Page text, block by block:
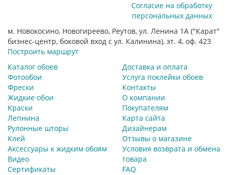
Согласие на обработку
персональных данных
м. Новокосино, Новогиреево, Реутов, ул. Ленина 1А ("Карат"
бизнес-центр, боковой вход с ул. Калинина), эт. 4, оф. 423
Построить маршрут
Каталог обоев
Фотообои
Фрески
Жидкие обои
Краски
Лепнина
Рулонные шторы
Клей
Аксессуары к жидким обоям
Видео
Сертификаты
Доставка и оплата
Услуга поклейки обоев
Контакты
О компании
Покупателям
Карта сайта
Дизайнерам
Отзывы о магазине
Условия возврата и обмена
товара
FAQ